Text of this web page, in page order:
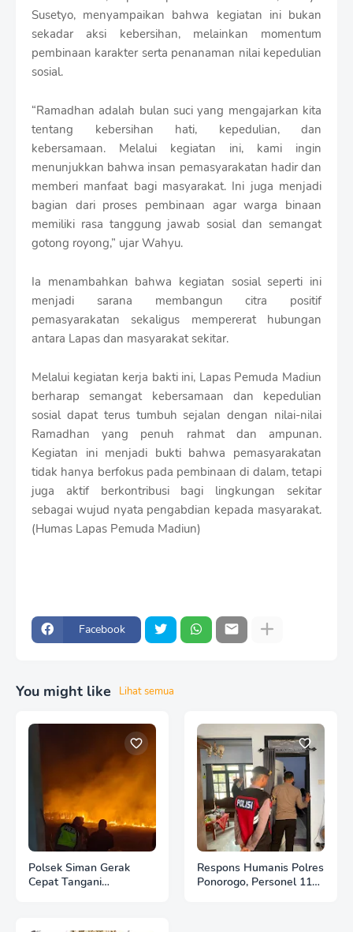
Susetyo, menyampaikan bahwa kegiatan ini bukan
sekadar aksi kebersihan, melainkan momentum
pembinaan karakter serta penanaman nilai kepedulian
sosial.
“Ramadhan adalah bulan suci yang mengajarkan kita
tentang kebersihan hati, kepedulian, dan
kebersamaan. Melalui kegiatan ini, kami ingin
menunjukkan bahwa insan pemasyarakatan hadir dan
memberi manfaat bagi masyarakat. Ini juga menjadi
bagian dari proses pembinaan agar warga binaan
memiliki rasa tanggung jawab sosial dan semangat
gotong royong,” ujar Wahyu.
Ia menambahkan bahwa kegiatan sosial seperti ini
menjadi sarana membangun citra positif
pemasyarakatan sekaligus mempererat hubungan
antara Lapas dan masyarakat sekitar.
Melalui kegiatan kerja bakti ini, Lapas Pemuda Madiun
berharap semangat kebersamaan dan kepedulian
sosial dapat terus tumbuh sejalan dengan nilai-nilai
Ramadhan yang penuh rahmat dan ampunan.
Kegiatan ini menjadi bukti bahwa pemasyarakatan
tidak hanya berfokus pada pembinaan di dalam, tetapi
juga aktif berkontribusi bagi lingkungan sekitar
sebagai wujud nyata pengabdian kepada masyarakat.
(Humas Lapas Pemuda Madiun)
Facebook
You might like Lihat semua
Polsek Siman Gerak
Cepat Tangani
Respons Humanis Polres
Ponorogo, Personel 110